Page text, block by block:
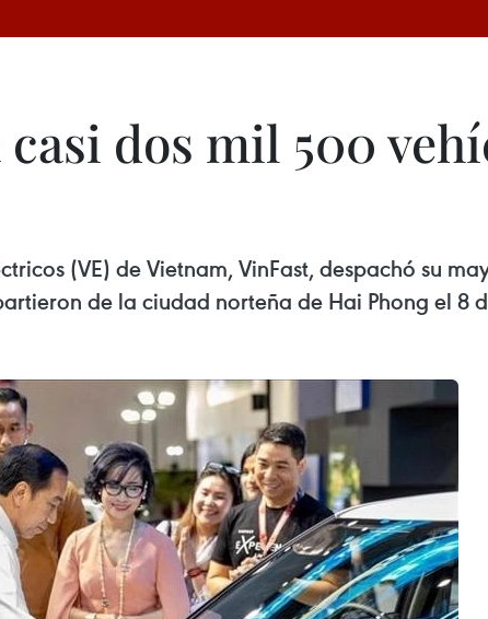
dos mil 500
(VE) de Vietnam, VinFast, despachó su
de la ciudad norteña de Hai Phong el 8